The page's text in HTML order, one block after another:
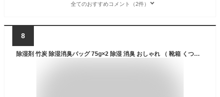
全てのおすすめコメント（2件）
8
除湿剤 竹炭 除湿消臭バッグ 75g×2 除湿 消臭 おしゃれ （ 靴箱 くつ箱 玄関 クローゼット 消臭効果 除湿効果 繰り返し使える ） 【39ショップ】